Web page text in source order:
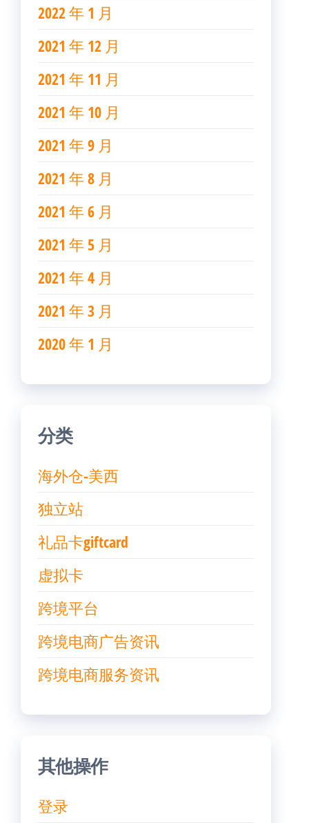
2022 年 1 月
2021 年 12 月
2021 年 11 月
2021 年 10 月
2021 年 9 月
2021 年 8 月
2021 年 6 月
2021 年 5 月
2021 年 4 月
2021 年 3 月
2020 年 1 月
分类
海外仓-美西
独立站
礼品卡giftcard
虚拟卡
跨境平台
跨境电商广告资讯
跨境电商服务资讯
其他操作
登录